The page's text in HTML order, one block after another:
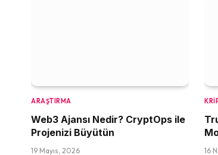
ARAŞTIRMA
Web3 Ajansı Nedir? CryptOps ile
Projenizi Büyütün
19 Mayıs, 2026 16